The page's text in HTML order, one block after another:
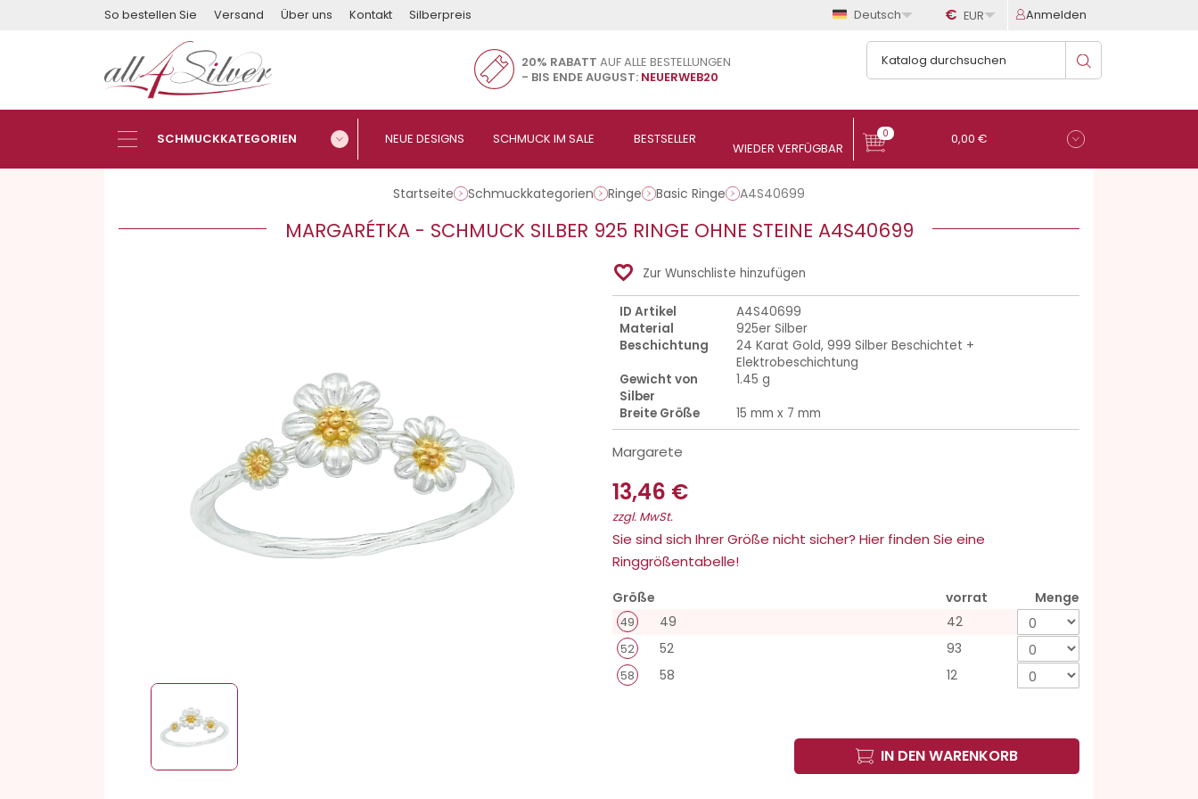
So bestellen Sie Versand Über uns Kontakt Silberpreis Deutsch € EUR Anmelden
20% RABATT AUF ALLE BESTELLUNGEN
- BIS ENDE AUGUST: NEUERWEB20
0 0,00 €
Startseite Schmuckkategorien Ringe Basic Ringe A4S40699
MARGARÉTKA - SCHMUCK SILBER 925 RINGE OHNE STEINE A4S40699
favorite_border Zur Wunschliste hinzufügen
ID Artikel
A4S40699
Material
925er Silber
Beschichtung
24 Karat Gold, 999 Silber Beschichtet +
Elektrobeschichtung
Gewicht von
Silber
1.45 g
Breite Größe
15 mm x 7 mm
Margarete
13,46 €
zzgl. MwSt.
Sie sind sich Ihrer Größe nicht sicher? Hier finden Sie eine
Ringgrößentabelle!
Größe vorrat Menge
49 49 42
52 52 93
58 58 12
IN DEN WARENKORB